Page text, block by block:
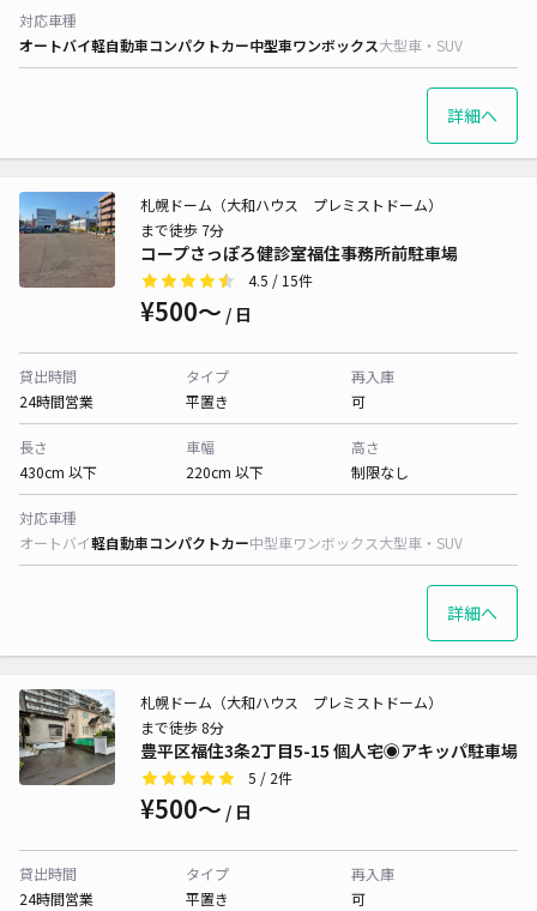
対応車種
オートバイ軽自動車コンパクトカー中型車ワンボックス大型車・SUV
詳細へ
コープさっぽろ健診室福住事務所前駐車場
札幌ドーム（大和ハウス プレミストドーム）
まで徒歩 7分
4.5 / 15件
¥500〜 / 日
貸出時間
24時間営業
タイプ
平置き
再入庫
可
長さ
430cm 以下
車幅
220cm 以下
高さ
制限なし
対応車種
オートバイ軽自動車コンパクトカー中型車ワンボックス大型車・SUV
詳細へ
豊平区福住3条2丁目5-15 個人宅◉アキッパ駐車場
札幌ドーム（大和ハウス プレミストドーム）
まで徒歩 8分
5 / 2件
¥500〜 / 日
貸出時間
24時間営業
タイプ
平置き
再入庫
可